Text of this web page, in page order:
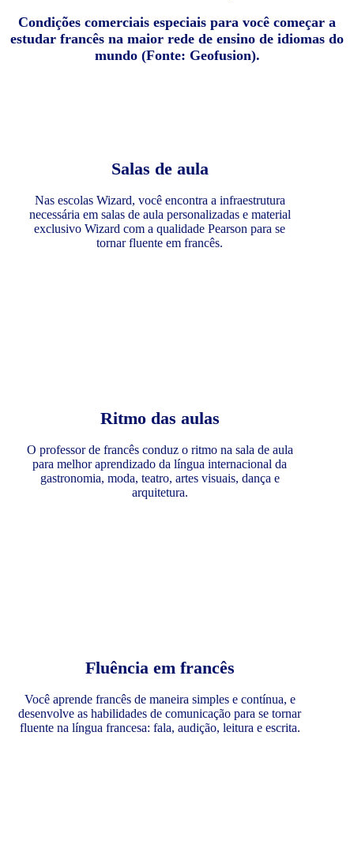
Condições comerciais especiais para você começar a
estudar francês na maior rede de ensino de idiomas do
mundo (Fonte: Geofusion).
Salas de aula
Nas escolas Wizard, você encontra a infraestrutura
necessária em salas de aula personalizadas e material
exclusivo Wizard com a qualidade Pearson para se
tornar fluente em francês.
Ritmo das aulas
O professor de francês conduz o ritmo na sala de aula
para melhor aprendizado da língua internacional da
gastronomia, moda, teatro, artes visuais, dança e
arquitetura.
Fluência em francês
Você aprende francês de maneira simples e contínua, e
desenvolve as habilidades de comunicação para se tornar
fluente na língua francesa: fala, audição, leitura e escrita.